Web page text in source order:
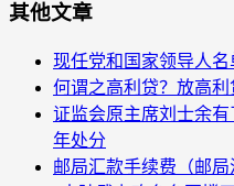
其他文章
现任党和国家领导人名
何谓之高利贷？放高利
证监会原主席刘士余
年处分
邮局汇款手续费（邮局